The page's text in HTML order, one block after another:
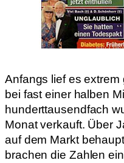
Anfangs lief es
bei fast einer halben
hunderttausendfach
Monat verkauft. Über
auf dem Markt
brachen die Zahlen